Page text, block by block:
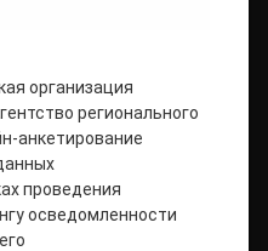
организация
регионального
анкетирование
проведения
осведомленности